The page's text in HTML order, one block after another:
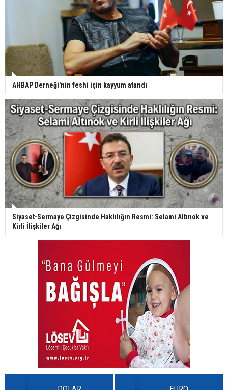
AHBAP Derneği'nin feshi için kayyum atandı
Siyaset-Sermaye Çizgisinde Haklılığın Resmi: Selami Altınok ve
Kirli İlişkiler Ağı